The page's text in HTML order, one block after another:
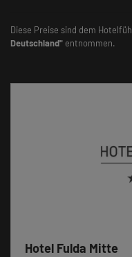
Diese Preise sind dem
Deutschland" entnommen.
Hotel Fulda Mitte